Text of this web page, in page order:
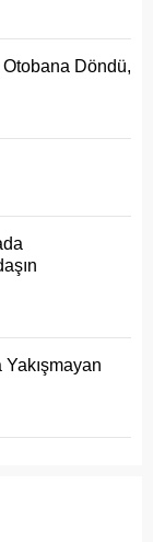
Otobana Döndü,
Yakışmayan